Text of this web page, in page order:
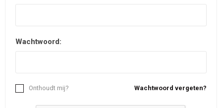
Wachtwoord:
Wachtwoord vergeten?
Onthoudt mij?